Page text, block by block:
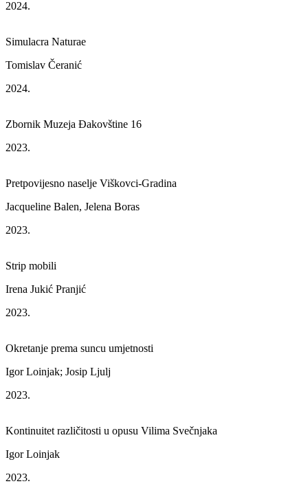
2024.
Simulacra Naturae
Tomislav Čeranić
2024.
Zbornik Muzeja Đakovštine 16
2023.
Pretpovijesno naselje Viškovci-Gradina
Jacqueline Balen, Jelena Boras
2023.
Strip mobili
Irena Jukić Pranjić
2023.
Okretanje prema suncu umjetnosti
Igor Loinjak; Josip Ljulj
2023.
Kontinuitet različitosti u opusu Vilima Svečnjaka
Igor Loinjak
2023.